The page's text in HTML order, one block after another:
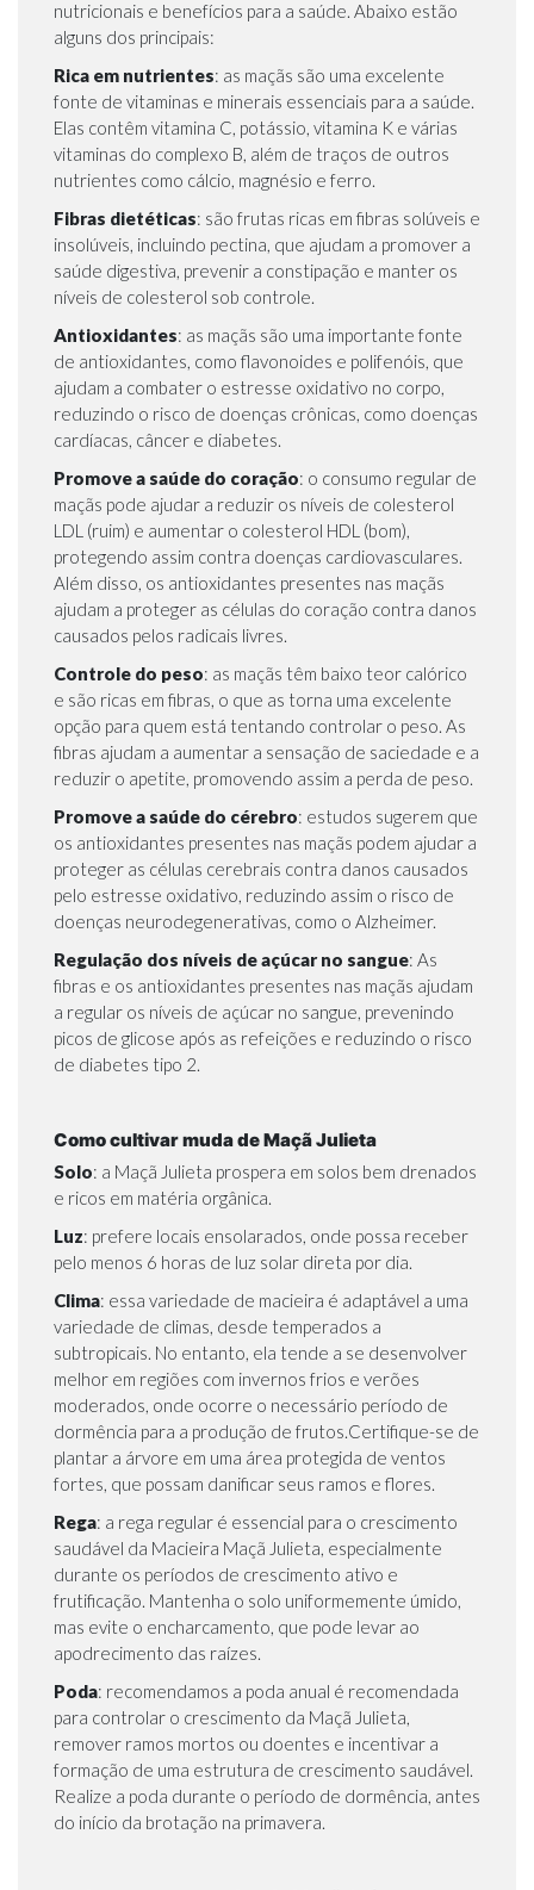
nutricionais e benefícios para a saúde. Abaixo estão
alguns dos principais:
Rica em nutrientes: as maçãs são uma excelente
fonte de vitaminas e minerais essenciais para a saúde.
Elas contêm vitamina C, potássio, vitamina K e várias
vitaminas do complexo B, além de traços de outros
nutrientes como cálcio, magnésio e ferro.
Fibras dietéticas: são frutas ricas em fibras solúveis e
insolúveis, incluindo pectina, que ajudam a promover a
saúde digestiva, prevenir a constipação e manter os
níveis de colesterol sob controle.
Antioxidantes: as maçãs são uma importante fonte
de antioxidantes, como flavonoides e polifenóis, que
ajudam a combater o estresse oxidativo no corpo,
reduzindo o risco de doenças crônicas, como doenças
cardíacas, câncer e diabetes.
Promove a saúde do coração: o consumo regular de
maçãs pode ajudar a reduzir os níveis de colesterol
LDL (ruim) e aumentar o colesterol HDL (bom),
protegendo assim contra doenças cardiovasculares.
Além disso, os antioxidantes presentes nas maçãs
ajudam a proteger as células do coração contra danos
causados pelos radicais livres.
Controle do peso: as maçãs têm baixo teor calórico
e são ricas em fibras, o que as torna uma excelente
opção para quem está tentando controlar o peso. As
fibras ajudam a aumentar a sensação de saciedade e a
reduzir o apetite, promovendo assim a perda de peso.
Promove a saúde do cérebro: estudos sugerem que
os antioxidantes presentes nas maçãs podem ajudar a
proteger as células cerebrais contra danos causados
pelo estresse oxidativo, reduzindo assim o risco de
doenças neurodegenerativas, como o Alzheimer.
Regulação dos níveis de açúcar no sangue: As
fibras e os antioxidantes presentes nas maçãs ajudam
a regular os níveis de açúcar no sangue, prevenindo
picos de glicose após as refeições e reduzindo o risco
de diabetes tipo 2.
Como cultivar muda de Maçã Julieta
Solo: a Maçã Julieta prospera em solos bem drenados
e ricos em matéria orgânica.
Luz: prefere locais ensolarados, onde possa receber
pelo menos 6 horas de luz solar direta por dia.
Clima: essa variedade de macieira é adaptável a uma
variedade de climas, desde temperados a
subtropicais. No entanto, ela tende a se desenvolver
melhor em regiões com invernos frios e verões
moderados, onde ocorre o necessário período de
dormência para a produção de frutos.Certifique-se de
plantar a árvore em uma área protegida de ventos
fortes, que possam danificar seus ramos e flores.
Rega: a rega regular é essencial para o crescimento
saudável da Macieira Maçã Julieta, especialmente
durante os períodos de crescimento ativo e
frutificação. Mantenha o solo uniformemente úmido,
mas evite o encharcamento, que pode levar ao
apodrecimento das raízes.
Poda: recomendamos a poda anual é recomendada
para controlar o crescimento da Maçã Julieta,
remover ramos mortos ou doentes e incentivar a
formação de uma estrutura de crescimento saudável.
Realize a poda durante o período de dormência, antes
do início da brotação na primavera.